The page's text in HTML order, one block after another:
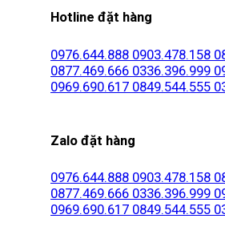
Hotline đặt hàng
0976.644.888 0903.478.158
0877.469.666 0336.396.999
0969.690.617 0849.544.555
Zalo đặt hàng
0976.644.888 0903.478.158
0877.469.666 0336.396.999
0969.690.617 0849.544.555